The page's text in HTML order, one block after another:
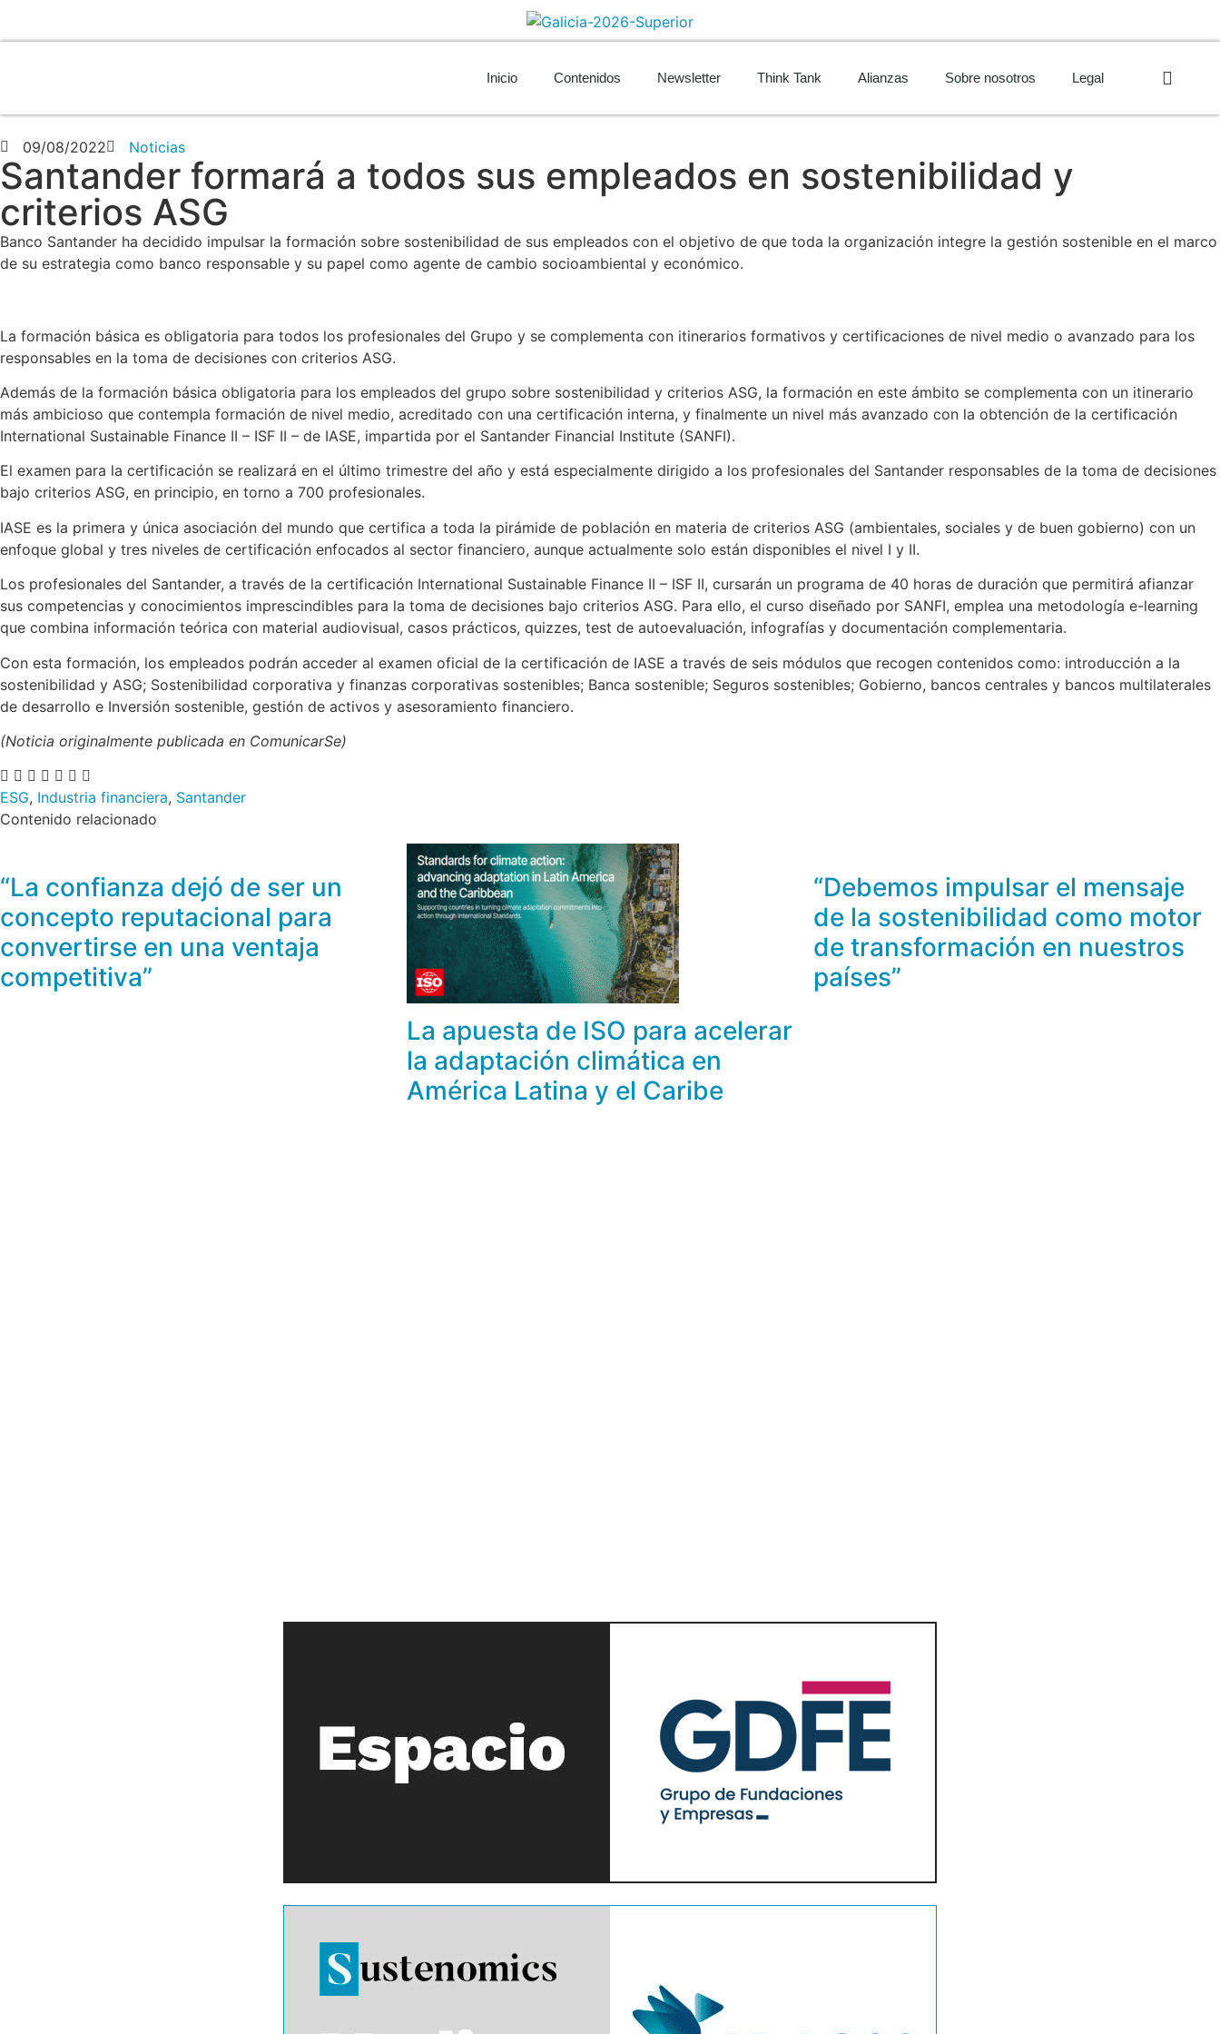
Inicio Contenidos Newsletter Think Tank Alianzas Sobre nosotros Legal
09/08/2022 Noticias
Santander formará a todos sus empleados en sostenibilidad y
criterios ASG
Banco Santander ha decidido impulsar la formación sobre sostenibilidad de sus empleados con el objetivo de que toda la organización integre la gestión sostenible en el marco
de su estrategia como banco responsable y su papel como agente de cambio socioambiental y económico.
La formación básica es obligatoria para todos los profesionales del Grupo y se complementa con itinerarios formativos y certificaciones de nivel medio o avanzado para los
responsables en la toma de decisiones con criterios ASG.
Además de la formación básica obligatoria para los empleados del grupo sobre sostenibilidad y criterios ASG, la formación en este ámbito se complementa con un itinerario
más ambicioso que contempla formación de nivel medio, acreditado con una certificación interna, y finalmente un nivel más avanzado con la obtención de la certificación
International Sustainable Finance II – ISF II – de IASE, impartida por el Santander Financial Institute (SANFI).
El examen para la certificación se realizará en el último trimestre del año y está especialmente dirigido a los profesionales del Santander responsables de la toma de decisiones
bajo criterios ASG, en principio, en torno a 700 profesionales.
IASE es la primera y única asociación del mundo que certifica a toda la pirámide de población en materia de criterios ASG (ambientales, sociales y de buen gobierno) con un
enfoque global y tres niveles de certificación enfocados al sector financiero, aunque actualmente solo están disponibles el nivel I y II.
Los profesionales del Santander, a través de la certificación International Sustainable Finance II – ISF II, cursarán un programa de 40 horas de duración que permitirá afianzar
sus competencias y conocimientos imprescindibles para la toma de decisiones bajo criterios ASG. Para ello, el curso diseñado por SANFI, emplea una metodología e-learning
que combina información teórica con material audiovisual, casos prácticos, quizzes, test de autoevaluación, infografías y documentación complementaria.
Con esta formación, los empleados podrán acceder al examen oficial de la certificación de IASE a través de seis módulos que recogen contenidos como: introducción a la
sostenibilidad y ASG; Sostenibilidad corporativa y finanzas corporativas sostenibles; Banca sostenible; Seguros sostenibles; Gobierno, bancos centrales y bancos multilaterales
de desarrollo e Inversión sostenible, gestión de activos y asesoramiento financiero.
(Noticia originalmente publicada en ComunicarSe)
ESG, Industria financiera, Santander
Contenido relacionado
“La confianza dejó de ser un
concepto reputacional para
convertirse en una ventaja
competitiva”
La apuesta de ISO para acelerar
la adaptación climática en
América Latina y el Caribe
“Debemos impulsar el mensaje
de la sostenibilidad como motor
de transformación en nuestros
países”